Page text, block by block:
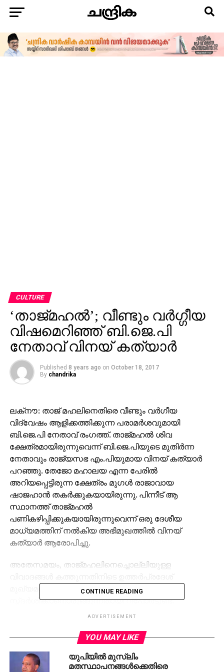
CULTURE
‘താജ്മഹല്‍’; വീണ്ടും വര്‍ഗ്ഗീയ
വിഷമെറിഞ്ഞ് ബി.ജെ.പി
നേതാവ് വിനയ് കത്യാര്‍
Published 8 years ago on October 18, 2017
By chandrika
ലക്‌നൗ: താജ് മഹലിനെതിരെ വീണ്ടും വര്‍ഗീയ
വിദ്വേഷം ആളിക്കത്തിക്കുന്ന പരാമര്‍ശവുമായി
ബി.ജെ.പി നേതാവ് രംഗത്ത്. താജ്മഹല്‍ ശിവ
ക്ഷേത്രമായിരുന്നുവെന്ന് ബി.ജെ.പിയുടെ മുതിര്‍ന്ന
നേതാവും രാജ്യസഭ എം.പിയുമായ വിനയ് കത്യാര്‍
പറഞ്ഞു. തേജോ മഹാലയ എന്ന പേരില്‍
അറിയപ്പെട്ടിരുന്ന ക്ഷേത്രം മുഗള്‍ രാജാവായ
ഷാജഹാന്‍ തകര്‍ക്കുകയായിരുന്നു. പിന്നീട് ആ
സ്ഥാനത്ത് താജ്മഹല്‍
പണികഴിപ്പിക്കുകയായിരുന്നുവെന്ന് ഒരു ദേശീയ
മാധ്യമത്തിന് നല്‍കിയ അഭിമുഖത്തില്‍ വിനയ്
കത്യാര്‍ ആരോപിച്ചു.
അതേസമയം, താജ്മഹലിനെച്ചൊല്ലിയുള്ള
മുഖ്യമന്ത്രി യോഗി ആദിത്യനാഥ് താജ്മഹല്‍
സ്ന്ദര്‍ശിക്കാനൊരുങ്ങുന്നതായി റിപ്പോര്‍ട്ടുണ്ട്.
അടുത്തയാഴ്ച്ചയാണ് യോഗി താജ്മഹല്‍
സംസ്‌കാരത്തിന് അപമാനമാണെന്ന് ബി.ജെ.പി
പറഞ്ഞിരുന്നു. തുടര്‍ച്ചയായുള്ള വിവാദ
CONTINUE READING
ADVERTISEMENT
YOU MAY LIKE
യുപിയില്‍ മുസ്‌ലിം
മതസ്ഥാപനങ്ങള്‍ക്കെതിരെ